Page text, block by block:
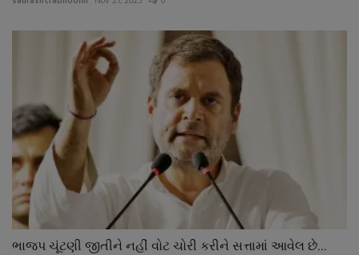
ભાજપ ચૂંટણી જીતીને નહીં વોટ ચોરી કરીને સત્તામાં આવેલ છે...